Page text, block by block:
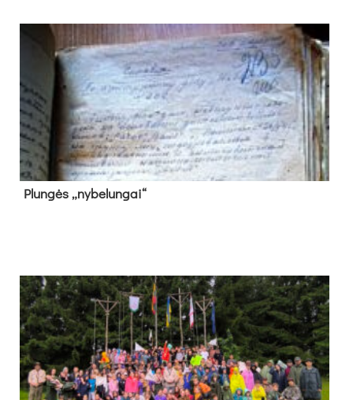
Plun­gės „ny­be­lun­gai“